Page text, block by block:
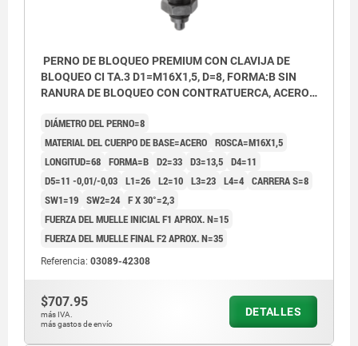
PERNO DE BLOQUEO PREMIUM CON CLAVIJA DE
BLOQUEO CI TA.3 D1=M16X1,5, D=8, FORMA:B SIN
RANURA DE BLOQUEO CON CONTRATUERCA, ACERO
COMP:TERMOPLÁSTICO GRIS ANTRACITA RAL7021
DIÁMETRO DEL PERNO=8
MATERIAL DEL CUERPO DE BASE=ACERO ROSCA=M16X1,5
LONGITUD=68 FORMA=B D2=33 D3=13,5 D4=11
D5=11 -0,01/-0,03 L1=26 L2=10 L3=23 L4=4 CARRERA S=8
SW1=19 SW2=24 F X 30°=2,3
FUERZA DEL MUELLE INICIAL F1 APROX. N=15
FUERZA DEL MUELLE FINAL F2 APROX. N=35
Referencia: 03089-42308
$707.95
más IVA.
más gastos de envío
DETALLES